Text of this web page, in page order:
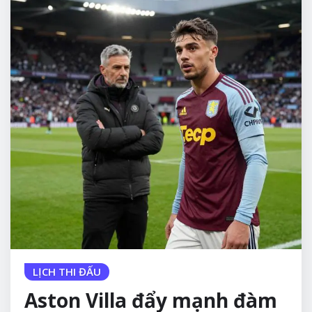
LỊCH THI ĐẤU
Aston Villa đẩy mạnh đàm